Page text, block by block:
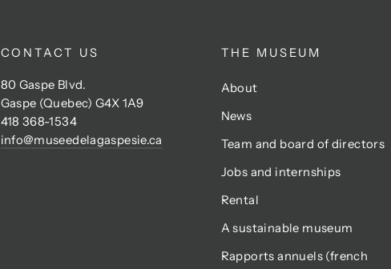
CONTACT US
80 Gaspe Blvd.
Gaspe (Quebec) G4X 1A9
418 368-1534
info@museedelagaspesie.ca
THE MUSEUM
About
News
Team and board of directors
Jobs and internships
Rental
A sustainable museum
Rapports annuels (french